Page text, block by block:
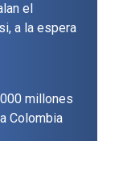
el
a la espera
millones
Colombia